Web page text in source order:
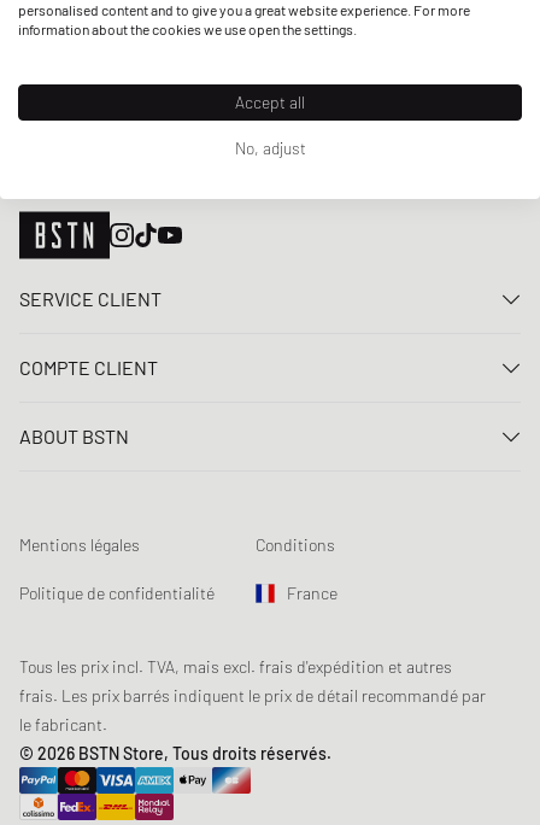
NOS MAGASINS
SERVICE CLIENT
FAQ
Loyalty Program
Sécurité des produits
COMPTE CLIENT
Créer un compte
Abonnement à la newsletter
Suivi des données
ABOUT BSTN
Chronicles
Sustainability
Réduction pour étudiants: Unidays
Réduction pour étudiants: Studentbeans
Réduction pour étudiants: EDiU
Mentions légales Conditions
Politique de confidentialité France
Tous les prix incl. TVA, mais excl. frais d'expédition et autres
frais. Les prix barrés indiquent le prix de détail recommandé par
le fabricant.
© 2026 BSTN Store, Tous droits réservés.
personalised content and to give you a great website experience. For more
information about the cookies we use open the settings.
Accept all
No, adjust